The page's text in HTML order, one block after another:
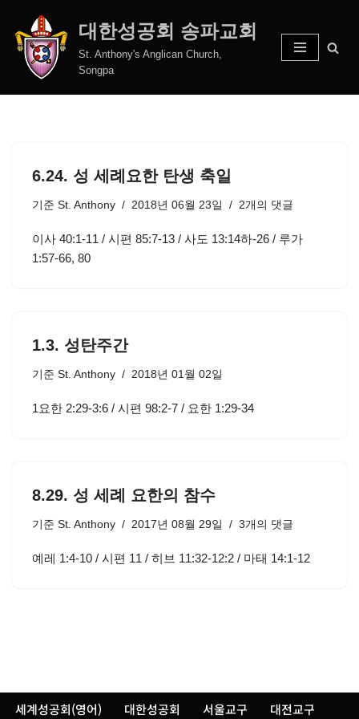
콘
대한성공회 송파교회
St. Anthony's Anglican Church,
Songpa
6.24. 성 세례요한 탄생 축일
기준 St. Anthony 2018년 06월 23일 2개의 댓글
이사 40:1-11 / 시편 85:7-13 / 사도 13:14하-26 / 루가
1:57-66, 80
1.3. 성탄주간
기준 St. Anthony 2018년 01월 02일
1요한 2:29-3:6 / 시편 98:2-7 / 요한 1:29-34
8.29. 성 세례 요한의 참수
기준 St. Anthony 2017년 08월 29일 3개의 댓글
예레 1:4-10 / 시편 11 / 히브 11:32-12:2 / 마태 14:1-12
세계성공회(영어) 대한성공회 서울교구 대전교구